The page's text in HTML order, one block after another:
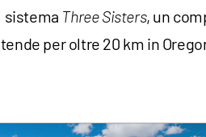
sistema Three Sisters, un
per oltre 20 km in